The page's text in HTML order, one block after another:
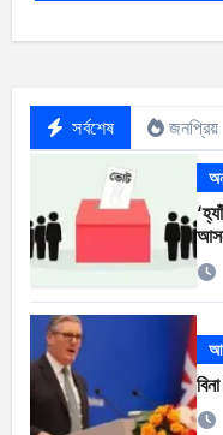
সর্বশেষ জনপ্রিয়